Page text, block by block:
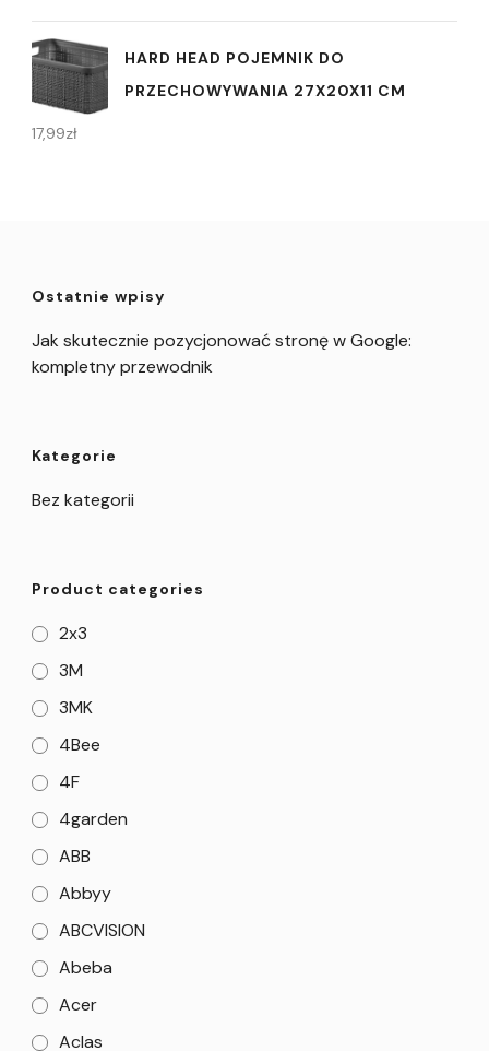
HARD HEAD POJEMNIK DO
PRZECHOWYWANIA 27X20X11 CM
17,99zł
Ostatnie wpisy
Jak skutecznie pozycjonować stronę w Google:
kompletny przewodnik
Kategorie
Bez kategorii
Product categories
2x3
3M
3MK
4Bee
4F
4garden
ABB
Abbyy
ABCVISION
Abeba
Acer
Aclas